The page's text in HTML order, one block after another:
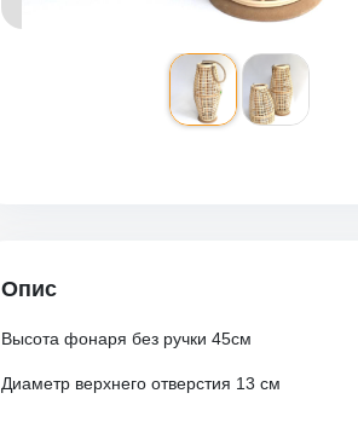
Опис
Высота фонаря без ручки 45см
Диаметр верхнего отверстия 13 см